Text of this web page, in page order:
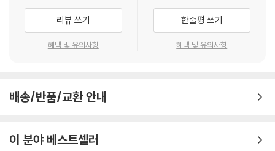
법을 집행하는 사람들이 있었다. 이 사람들은 자의적인 권력의 팔을 가난
하고 무지한 자들 쪽으로만 뻗었으며, 다른 한쪽은 보호하고 방어해야만
했다. 철조망과 담벼락으로 철저하게 말이다. 그래서 도둑질을 하고 형을
살았으며 마피아와 관련이 있고 고리대금을 중개하며 밀고자 역할을 하는
“그러면 당신은 어떻소?”
시칠리아의 작은 마을에서 일어난 살인 사건을 수사하는 북부 출신 군경찰
벨로디 대위는 법과 이성에 대한 굳은 믿음으로 사건의 진실에 접근한다.
그러나 그가 마주하게 되는 것은 단순한 범죄 조직이 아니라, 침묵과 공포,
자 마피아의 가장 강력한 무기다. 샤샤는 이 침묵을 개인의 비겁함으로 단
의 왜곡된 윤리를 차갑고도 정밀하게 보여 주면서, 정의의 실패가 개인의
리뷰 쓰기
혜택 및 유의사항
한줄평 쓰기
혜택 및 유의사항
배송/반품/교환 안내
이 분야 베스트셀러